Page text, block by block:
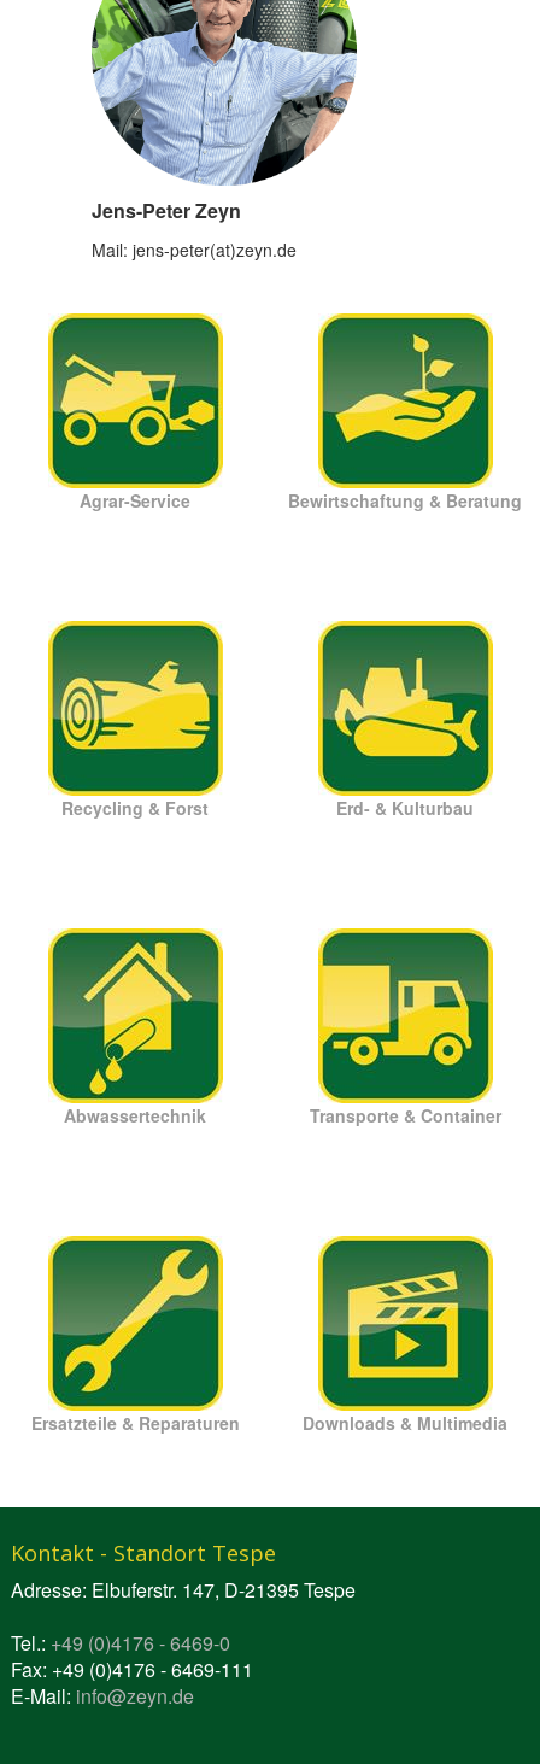
Jens-Peter Zeyn
Mail: jens-peter(at)zeyn.de
Agrar-Service Bewirtschaftung & Beratung
Recycling & Forst Erd- & Kulturbau
Abwassertechnik Transporte & Container
Ersatzteile & Reparaturen Downloads & Multimedia
Kontakt - Standort Tespe
Adresse: Elbuferstr. 147, D-21395 Tespe
Tel.: +49 (0)4176 - 6469-0
Fax: +49 (0)4176 - 6469-111
E-Mail: info@zeyn.de